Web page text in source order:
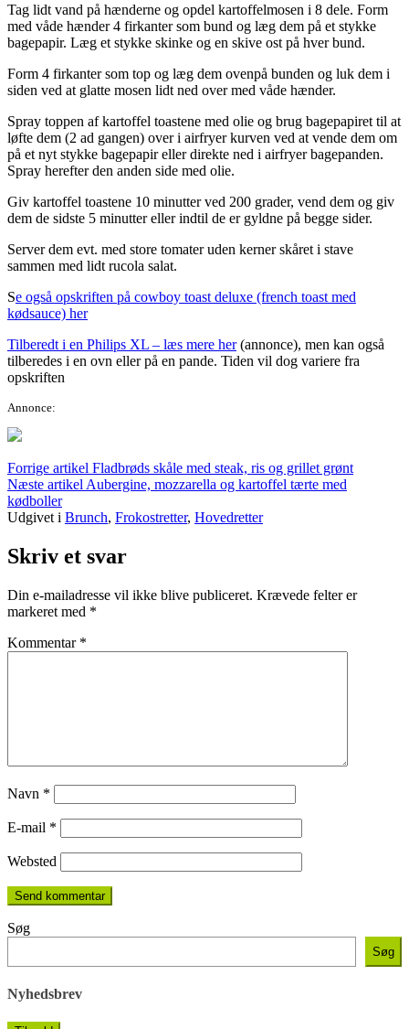
Tag lidt vand på hænderne og opdel kartoffelmosen i 8 dele. Form
med våde hænder 4 firkanter som bund og læg dem på et stykke
bagepapir. Læg et stykke skinke og en skive ost på hver bund.
Form 4 firkanter som top og læg dem ovenpå bunden og luk dem i
siden ved at glatte mosen lidt ned over med våde hænder.
Spray toppen af kartoffel toastene med olie og brug bagepapiret til at
løfte dem (2 ad gangen) over i airfryer kurven ved at vende dem om
på et nyt stykke bagepapir eller direkte ned i airfryer bagepanden.
Spray herefter den anden side med olie.
Giv kartoffel toastene 10 minutter ved 200 grader, vend dem og giv
dem de sidste 5 minutter eller indtil de er gyldne på begge sider.
Server dem evt. med store tomater uden kerner skåret i stave
sammen med lidt rucola salat.
Se også opskriften på cowboy toast deluxe (french toast med
kødsauce) her
Tilberedt i en Philips XL – læs mere her(annonce), men kan også
tilberedes i en ovn eller på en pande. Tiden vil dog variere fra
opskriften
Annonce:
Læs
videre
Forrige artikel Fladbrøds skåle med steak, ris og grillet grønt
Næste artikel Aubergine, mozzarella og kartoffel tærte med
kødboller
Udgivet i Brunch, Frokostretter, Hovedretter
Skriv et svar
Din e-mailadresse vil ikke blive publiceret. Krævede felter er
markeret med *
Kommentar *
Navn *
E-mail *
Websted
Søg
Søg
Nyhedsbrev